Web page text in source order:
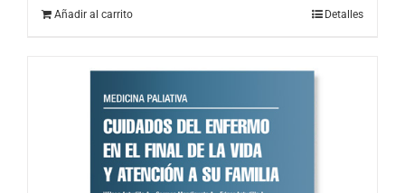
Añadir al carrito Detalles